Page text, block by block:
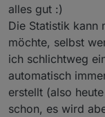
alles gut :)
Die Statistik kann
möchte, selbst
ich schlichtweg
automatisch
erstellt (also
schon, es wird